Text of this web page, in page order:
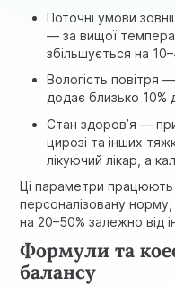
Поточні умови
— за вищої
збільшується на
Вологість повітря
додає близько 10%
Стан здоров’я —
цирозі та інших
лікуючий лікар, а
Ці параметри працюють
персоналізовану норму,
на 20–50% залежно від
Формули та
балансу